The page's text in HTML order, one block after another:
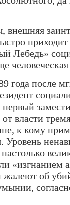
внешняя
Лебедь»
года после
первый
от власти
к кому
Уровень
«изгнанием
об